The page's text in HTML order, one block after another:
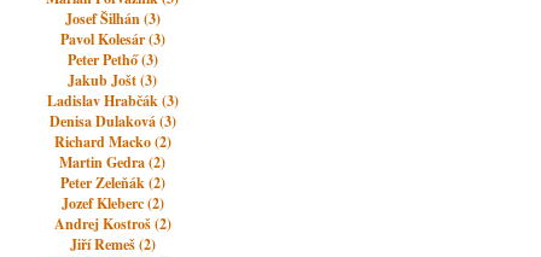
Josef Šilhán (3)
Pavol Kolesár (3)
Peter Pethő (3)
Jakub Jošt (3)
Ladislav Hrabčák (3)
Denisa Dulaková (3)
Richard Macko (2)
Martin Gedra (2)
Peter Zeleňák (2)
Jozef Kleberc (2)
Andrej Kostroš (2)
Jiří Remeš (2)